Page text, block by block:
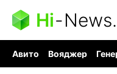
Hi-
Авито Вояджер